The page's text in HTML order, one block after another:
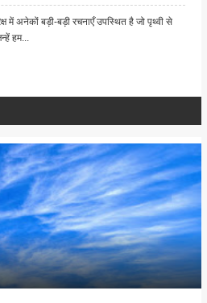
में अनेकों बड़ी-बड़ी रचनाएँ उपस्थित है जो पृथ्वी से
हम...